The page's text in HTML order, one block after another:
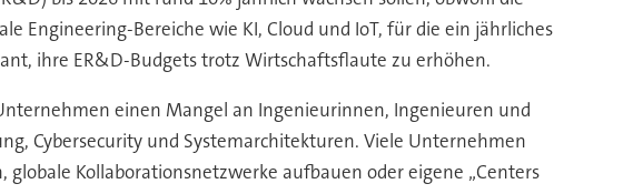
Engineering-Bereiche wie KI, Cloud und IoT, für die ein jährliches
ihre ER&D-Budgets trotz Wirtschaftsflaute zu erhöhen.
einen Mangel an Ingenieurinnen, Ingenieuren und
Cybersecurity und Systemarchitekturen. Viele Unternehmen
Kollaborationsnetzwerke aufbauen oder eigene „Centers